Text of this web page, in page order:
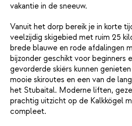
vakantie in de sneeuw.
Vanuit het dorp bereik je in korte
veelzijdig skigebied met ruim 25
brede blauwe en rode afdalingen
bijzonder geschikt voor beginners
gevorderde skiërs kunnen
mooie skiroutes en een van de
het Stubaital. Moderne liften,
prachtig uitzicht op de Kalkkögel
compleet.